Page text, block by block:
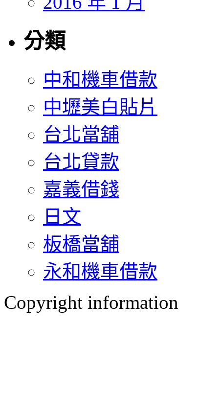
分類
中和機車借款
中壢美白貼片
台北當舖
台北貸款
嘉義借錢
日文
板橋當舖
永和機車借款
Copyright information